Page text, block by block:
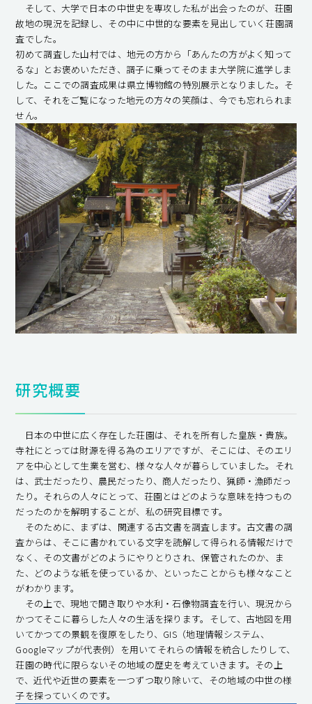
そして、大学で日本の中世史を専攻した私が出会ったのが、荘園
故地の現況を記録し、その中に中世的な要素を見出していく荘園調
査でした。
初めて調査した山村では、地元の方から「あんたの方がよく知って
るな」とお褒めいただき、調子に乗ってそのまま大学院に進学しま
した。ここでの調査成果は県立博物館の特別展示となりました。そ
して、それをご覧になった地元の方々の笑顔は、今でも忘れられま
せん。
研究概要
日本の中世に広く存在した荘園は、それを所有した皇族・貴族。
寺社にとっては財源を得る為のエリアですが、そこには、そのエリ
アを中心として生業を営む、様々な人々が暮らしていました。それ
は、武士だったり、農民だったり、商人だったり、猟師・漁師だっ
たり。それらの人々にとって、荘園とはどのような意味を持つもの
だったのかを解明することが、私の研究目標です。
そのために、まずは、関連する古文書を調査します。古文書の調
査からは、そこに書かれている文字を読解して得られる情報だけで
なく、その文書がどのようにやりとりされ、保管されたのか、ま
た、どのような紙を使っているか、といったことからも様々なこと
がわかります。
その上で、現地で聞き取りや水利・石像物調査を行い、現況から
かつてそこに暮らした人々の生活を探ります。そして、古地図を用
いてかつての景観を復原をしたり、GIS（地理情報システム、
Googleマップが代表例）を用いてそれらの情報を統合したりして、
荘園の時代に限らないその地域の歴史を考えていきます。その上
で、近代や近世の要素を一つずつ取り除いて、その地域の中世の様
子を探っていくのです。